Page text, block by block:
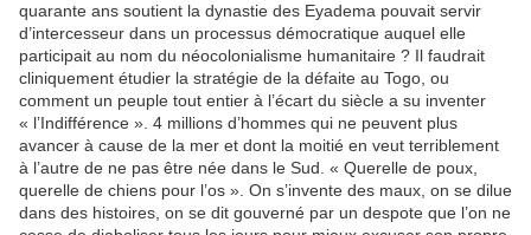
quarante ans soutient la dynastie des Eyadema pouvait servir
d’intercesseur dans un processus démocratique auquel elle
participait au nom du néocolonialisme humanitaire ? Il faudrait
cliniquement étudier la stratégie de la défaite au Togo, ou
comment un peuple tout entier à l’écart du siècle a su inventer
« l’Indifférence ». 4 millions d’hommes qui ne peuvent plus
avancer à cause de la mer et dont la moitié en veut terriblement
à l’autre de ne pas être née dans le Sud. « Querelle de poux,
querelle de chiens pour l’os ». On s’invente des maux, on se dilue
dans des histoires, on se dit gouverné par un despote que l’on ne